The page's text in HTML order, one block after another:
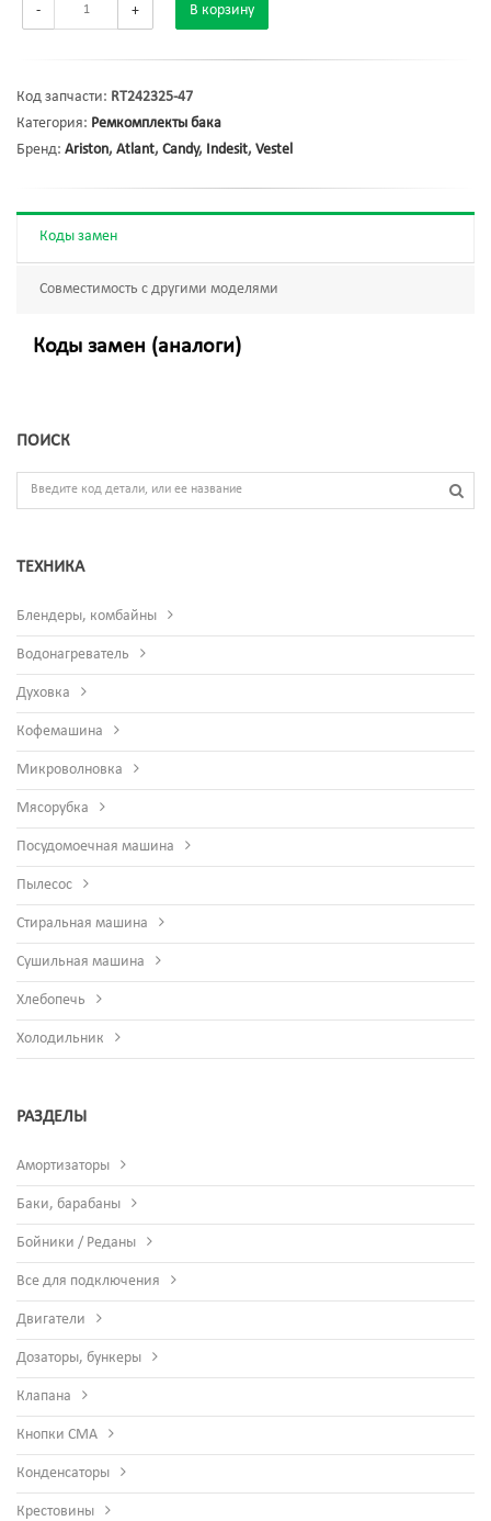
- + В корзину
Код запчасти: RT242325-47
Категория: Ремкомплекты бака
Бренд: Ariston, Atlant, Candy, Indesit, Vestel
Коды замен
Совместимость с другими моделями
Коды замен (аналоги)
ПОИСК
ТЕХНИКА
Блендеры, комбайны
Водонагреватель
Духовка
Кофемашина
Микроволновка
Мясорубка
Посудомоечная машина
Пылесос
Стиральная машина
Сушильная машина
Хлебопечь
Холодильник
РАЗДЕЛЫ
Амортизаторы
Баки, барабаны
Бойники / Реданы
Все для подключения
Двигатели
Дозаторы, бункеры
Клапана
Кнопки СМА
Конденсаторы
Крестовины